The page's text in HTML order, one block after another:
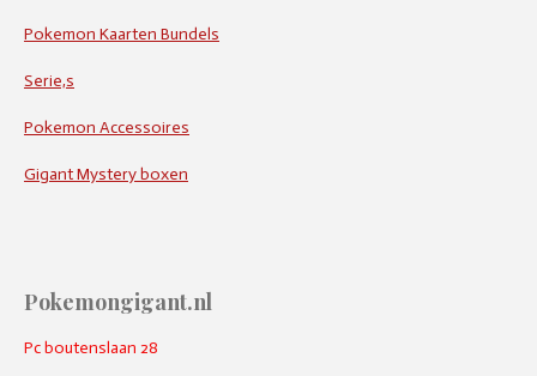
Pokemon Kaarten Bundels
Serie,s
Pokemon Accessoires
Gigant Mystery boxen
Pokemongigant.nl
Pc boutenslaan 28